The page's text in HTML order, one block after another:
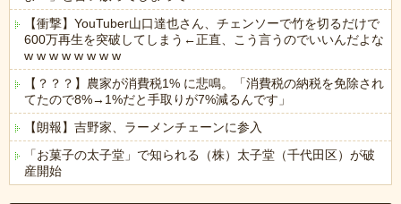
【衝撃】YouTuber山口達也さん、チェンソーで竹を切るだけで
600万再生を突破してしまう←正直、こう言うのでいいんだよな
w w w w w w w w
【？？？】農家が消費税1% に悲鳴。「消費税の納税を免除され
てたので8%→1%だと手取りが7%減るんです」
【朗報】吉野家、ラーメンチェーンに参入
「お菓子の太子堂」で知られる（株）太子堂（千代田区）が破
産開始